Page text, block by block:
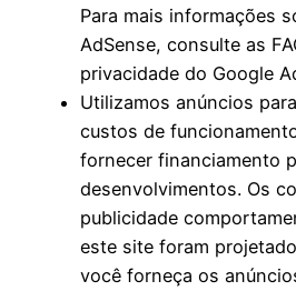
Para mais informações
AdSense, consulte as
privacidade do Google
Utilizamos anúncios
custos de
fornecer financiamento
desenvolvimentos. Os
publicidade
este site foram
você forneça os